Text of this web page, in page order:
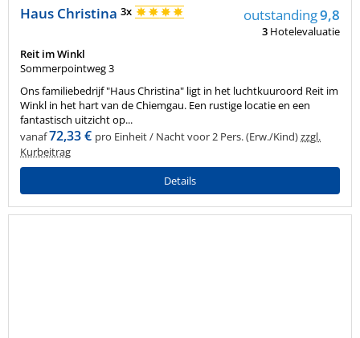
Haus Christina 3x outstanding9,8
3 Hotelevaluatie
Reit im Winkl
Sommerpointweg 3
Ons familiebedrijf "Haus Christina" ligt in het luchtkuuroord Reit im
Winkl in het hart van de Chiemgau. Een rustige locatie en een
fantastisch uitzicht op...
vanaf72,33 € pro Einheit / Nacht voor 2 Pers. (Erw./Kind)zzgl.
Kurbeitrag
Details